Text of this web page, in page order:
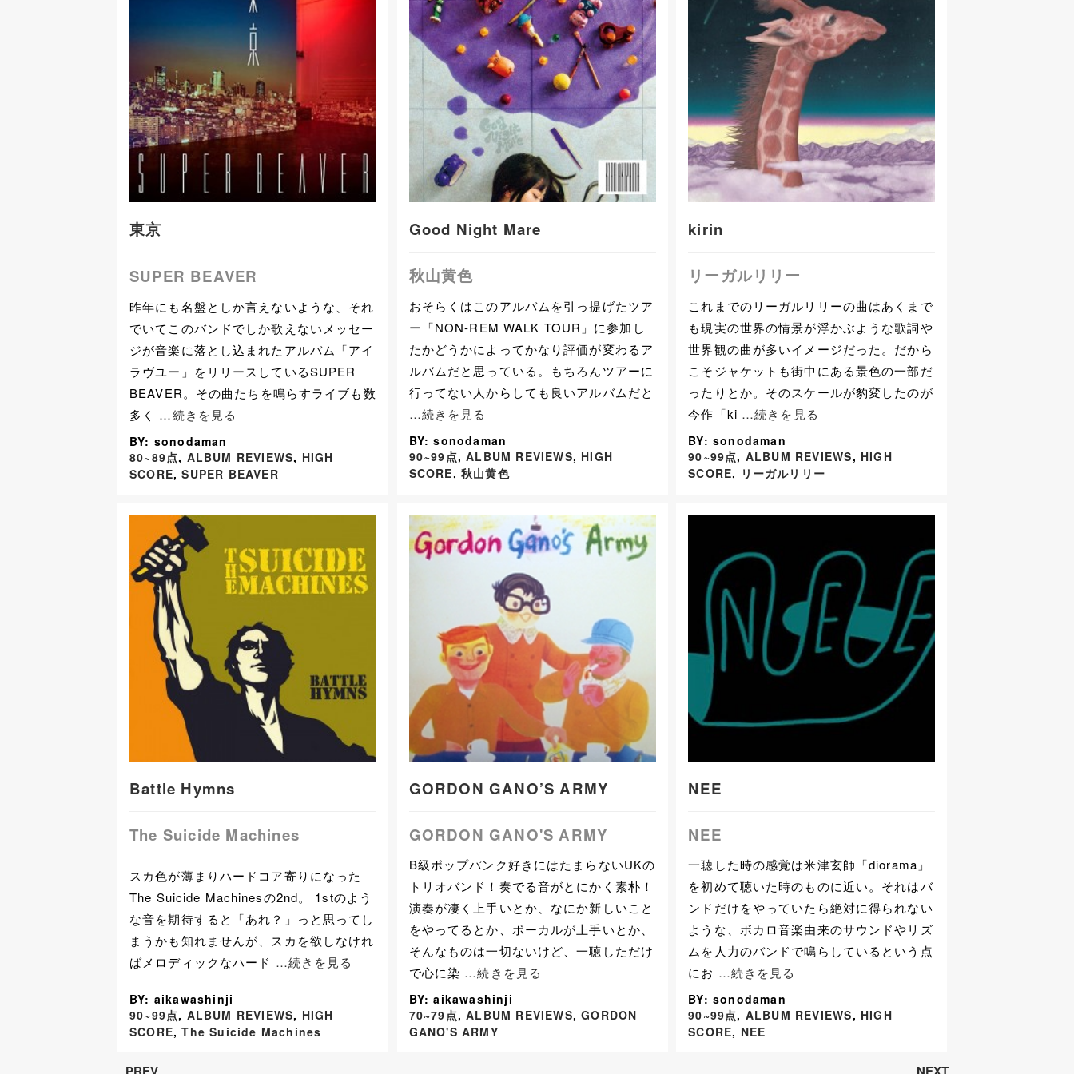
東京
SUPER BEAVER
昨年にも名盤としか言えないような、それ
でいてこのバンドでしか歌えないメッセー
ジが音楽に落とし込まれたアルバム「アイ
ラヴユー」をリリースしているSUPER
BEAVER。その曲たちを鳴らすライブも数
多く …続きを見る
BY: sonodaman
80~89点, ALBUM REVIEWS, HIGH
SCORE,SUPER BEAVER
Good Night Mare
秋山黄色
おそらくはこのアルバムを引っ提げたツア
ー「NON-REM WALK TOUR」に参加し
たかどうかによってかなり評価が変わるア
ルバムだと思っている。もちろんツアーに
行ってない人からしても良いアルバムだと
…続きを見る
BY: sonodaman
90~99点,ALBUM REVIEWS, HIGH
SCORE,秋山黄色
kirin
リーガルリリー
これまでのリーガルリリーの曲はあくまで
も現実の世界の情景が浮かぶような歌詞や
世界観の曲が多いイメージだった。だから
こそジャケットも街中にある景色の一部だ
ったりとか。そのスケールが豹変したのが
今作「ki …続きを見る
BY: sonodaman
90~99点, ALBUM REVIEWS, HIGH
SCORE, リーガルリリー
Battle Hymns
The Suicide Machines
スカ色が薄まりハードコア寄りになった
The Suicide Machinesの2nd。 1stのよう
な音を期待すると「あれ？」っと思ってし
まうかも知れませんが、スカを欲しなけれ
ばメロディックなハード …続きを見る
BY: aikawashinji
90~99点, ALBUM REVIEWS, HIGH
SCORE,The Suicide Machines
GORDON GANO’S ARMY
GORDON GANO'S ARMY
B級ポップパンク好きにはたまらないUKの
トリオバンド！奏でる音がとにかく素朴！
演奏が凄く上手いとか、なにか新しいこと
をやってるとか、ボーカルが上手いとか、
そんなものは一切ないけど、一聴しただけ
で心に染 …続きを見る
BY: aikawashinji
70~79点,ALBUM REVIEWS,GORDON
GANO'S ARMY
NEE
NEE
一聴した時の感覚は米津玄師「diorama」
を初めて聴いた時のものに近い。それはバ
ンドだけをやっていたら絶対に得られない
ような、ボカロ音楽由来のサウンドやリズ
ムを人力のバンドで鳴らしているという点
にお …続きを見る
BY: sonodaman
90~99点, ALBUM REVIEWS, HIGH
SCORE, NEE